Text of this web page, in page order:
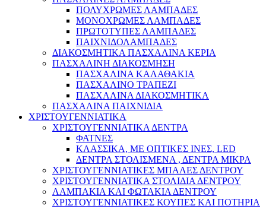
ΠΟΛΥΧΡΩΜΕΣ ΛΑΜΠΑΔΕΣ
ΜΟΝΟΧΡΩΜΕΣ ΛΑΜΠΑΔΕΣ
ΠΡΩΤΟΤΥΠΕΣ ΛΑΜΠΑΔΕΣ
ΠΑΙΧΝΙΔΟΛΑΜΠΑΔΕΣ
ΔΙΑΚΟΣΜΗΤΙΚΑ ΠΑΣΧΑΛΙΝΑ ΚΕΡΙΑ
ΠΑΣΧΑΛΙΝΗ ΔΙΑΚΟΣΜΗΣΗ
ΠΑΣΧΑΛΙΝΑ ΚΑΛΑΘΑΚΙΑ
ΠΑΣΧΑΛΙΝΟ ΤΡΑΠΕΖΙ
ΠΑΣΧΑΛΙΝΑ ΔΙΑΚΟΣΜΗΤΙΚΑ
ΠΑΣΧΑΛΙΝΑ ΠΑΙΧΝΙΔΙΑ
ΧΡΙΣΤΟΥΓΕΝΝΙΑΤΙΚΑ
ΧΡΙΣΤΟΥΓΕΝΝΙΑΤΙΚΑ ΔΕΝΤΡΑ
ΦΑΤΝΕΣ
ΚΛΑΣΣΙΚΑ, ΜΕ ΟΠΤΙΚΕΣ ΙΝΕΣ, LED
ΔΕΝΤΡΑ ΣΤΟΛΙΣΜΕΝΑ , ΔΕΝΤΡΑ ΜΙΚΡΑ
ΧΡΙΣΤΟΥΓΕΝΝΙΑΤΙΚΕΣ ΜΠΑΛΕΣ ΔΕΝΤΡΟΥ
ΧΡΙΣΤΟΥΓΕΝΝΙΑΤΙΚΑ ΣΤΟΛΙΔΙΑ ΔΕΝΤΡΟΥ
ΛΑΜΠΑΚΙΑ ΚΑΙ ΦΩΤΑΚΙΑ ΔΕΝΤΡΟΥ
ΧΡΙΣΤΟΥΓΕΝΝΙΑΤΙΚΕΣ ΚΟΥΠΕΣ ΚΑΙ ΠΟΤΗΡΙΑ